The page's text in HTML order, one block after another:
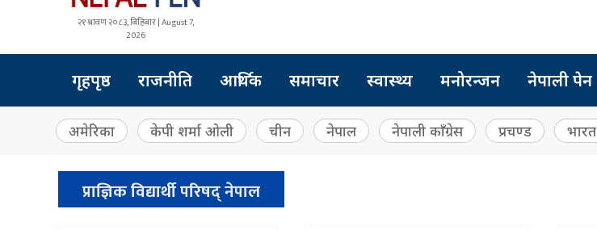
२१ श्रावण २०८३, बिहिबार | August 7,
2026
गृहपृष्ठ राजनीति आर्थिक समाचार स्वास्थ्य मनोरन्जन नेपाली पेन
अमेरिका केपी शर्मा ओली चीन नेपाल नेपाली काँग्रेस प्रचण्ड भारत
प्राज्ञिक विद्यार्थी परिषद् नेपाल